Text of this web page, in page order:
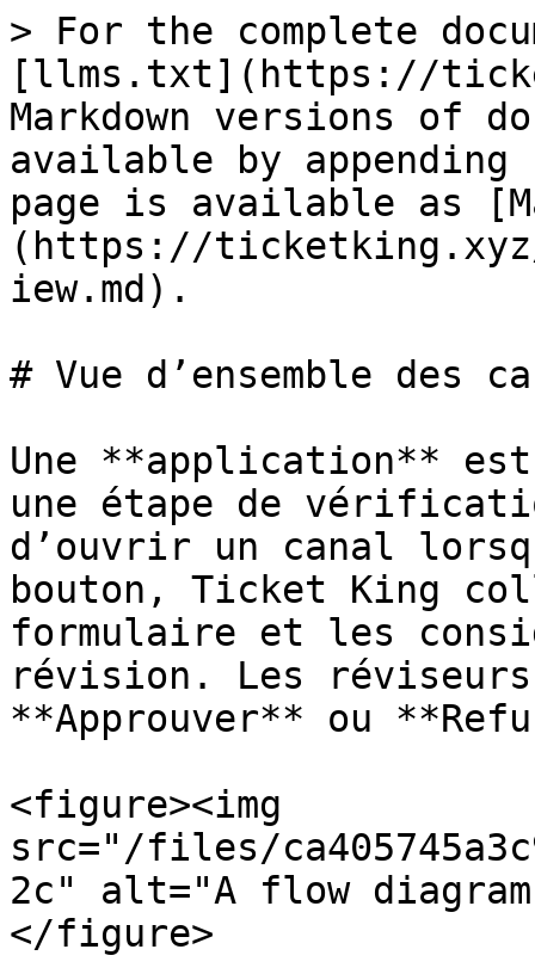
> For the complete
[llms.txt](https://
Markdown versions of
available by
page is available as
(https://
iew.md).
# Vue d’ensemble des
Une **application** est
une étape de
d’ouvrir un canal
bouton, Ticket King
formulaire et les
révision. Les
**Approuver** ou
<figure><img
src="/files/
2c" alt="A flow
</figure>